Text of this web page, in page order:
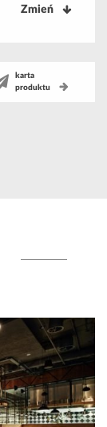
Zmień
karta
produktu